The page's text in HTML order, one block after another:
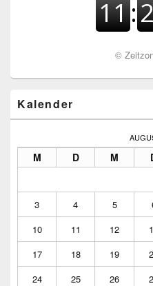
©
Kalender
M D M
3
4 5
10
11 12
17
18 19
24
25 26